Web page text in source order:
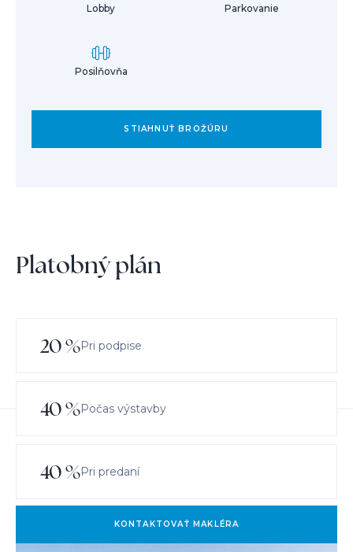
STIAHNUŤ BROŽÚRU
Lobby Parkovanie
Posilňovňa
Platobný plán
20%Pri podpise
40%Počas výstavby
40%Pri predaní
KONTAKTOVAŤ MAKLÉRA